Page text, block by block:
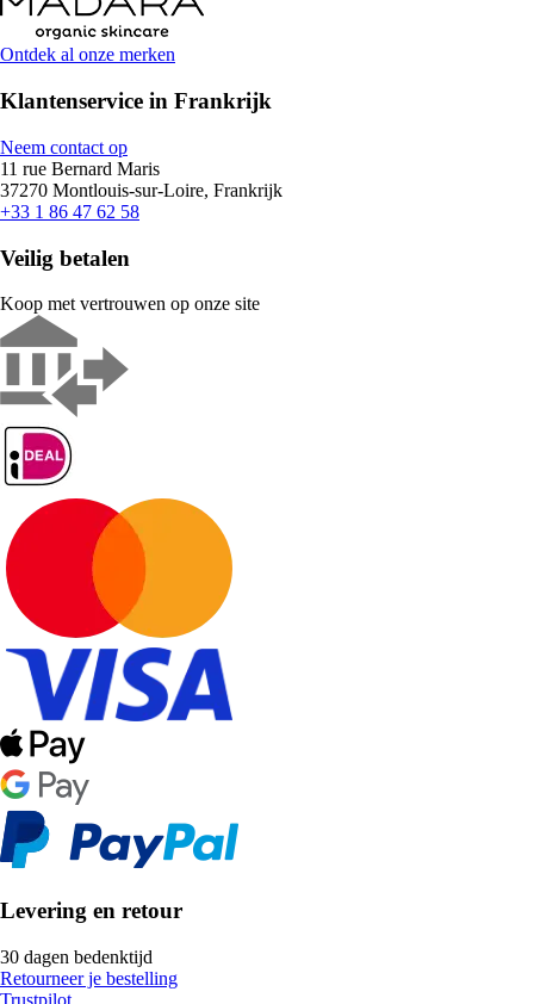
Ontdek al onze merken
Klantenservice in Frankrijk
Neem contact op
11 rue Bernard Maris
37270 Montlouis-sur-Loire, Frankrijk
+33 1 86 47 62 58
Veilig betalen
Koop met vertrouwen op onze site
Levering en retour
30 dagen bedenktijd
Retourneer je bestelling
Trustpilot